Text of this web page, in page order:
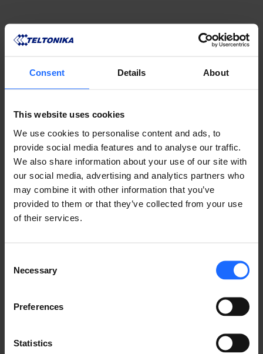
Consent Details About
This website uses cookies
We use cookies to personalise content and ads, to
provide social media features and to analyse our traffic.
We also share information about your use of our site with
our social media, advertising and analytics partners who
may combine it with other information that you’ve
provided to them or that they’ve collected from your use
of their services.
Selection
Necessary
Preferences
Statistics
テルトニカ動作確認済み機器：RUT241、TRB 140
7．ロケットモバイル（株
式会社IOTコンサルティン